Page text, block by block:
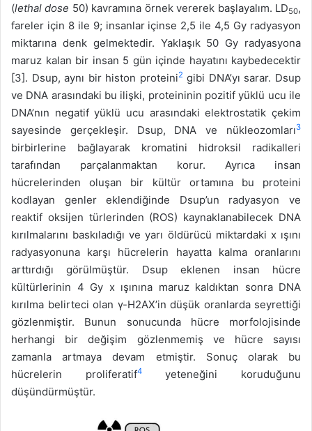
(lethal dose 50) kavramına örnek vererek başlayalım. LD50,
fareler için 8 ile 9; insanlar içinse 2,5 ile 4,5 Gy radyasyon
miktarına denk gelmektedir. Yaklaşık 50 Gy radyasyona
maruz kalan bir insan 5 gün içinde hayatını kaybedecektir
[3]. Dsup, aynı bir histon proteini2 gibi DNA’yı sarar. Dsup
ve DNA arasındaki bu ilişki, proteininin pozitif yüklü ucu ile
DNA’nın negatif yüklü ucu arasındaki elektrostatik çekim
sayesinde gerçekleşir. Dsup, DNA ve nükleozomları3
birbirlerine bağlayarak kromatini hidroksil radikalleri
tarafından parçalanmaktan korur. Ayrıca insan
hücrelerinden oluşan bir kültür ortamına bu proteini
kodlayan genler eklendiğinde Dsup’un radyasyon ve
reaktif oksijen türlerinden (ROS) kaynaklanabilecek DNA
kırılmalarını baskıladığı ve yarı öldürücü miktardaki x ışını
radyasyonuna karşı hücrelerin hayatta kalma oranlarını
arttırdığı görülmüştür. Dsup eklenen insan hücre
kültürlerinin 4 Gy x ışınına maruz kaldıktan sonra DNA
kırılma belirteci olan γ-H2AX’in düşük oranlarda seyrettiği
gözlenmiştir. Bunun sonucunda hücre morfolojisinde
herhangi bir değişim gözlenmemiş ve hücre sayısı
zamanla artmaya devam etmiştir. Sonuç olarak bu
hücrelerin proliferatif4yeteneğini koruduğunu
düşündürmüştür.